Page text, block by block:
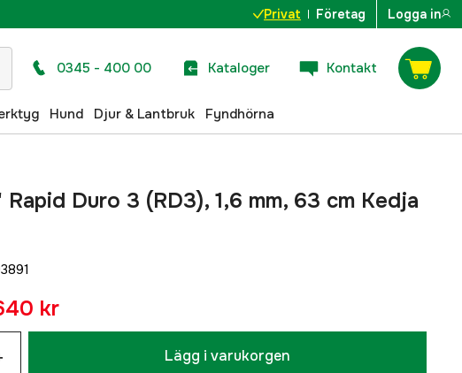
Privat Företag Logga in
0345 - 400 00 Kataloger Kontakt
Hund Djur & Lantbruk Fyndhörna
Duro 3 (RD3), 1,6 mm, 63 cm Kedja
kr
Lägg i varukorgen